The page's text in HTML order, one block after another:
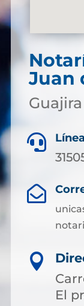
Juan
Guajira



El